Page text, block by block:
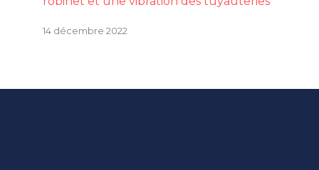
14 décembre 2022